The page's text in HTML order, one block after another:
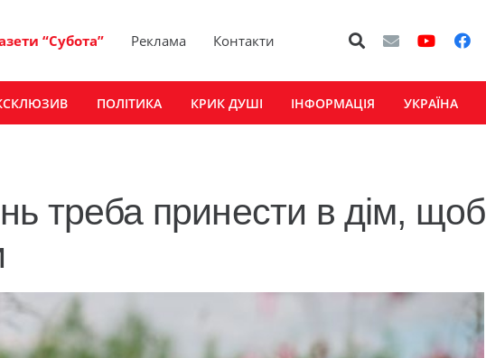
“Субота” Реклама Контакти
ПОЛІТИКА КРИК ДУШІ ІНФОРМАЦІЯ УКРАЇНА
треба принести в дім, щоб